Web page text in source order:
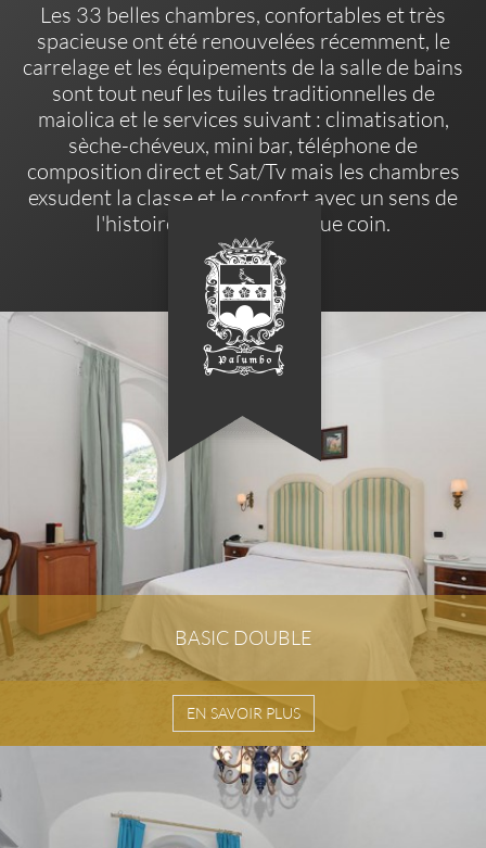
Les 33 belles chambres, confortables et très
spacieuse ont été renouvelées récemment, le
carrelage et les équipements de la salle de bains
sont tout neuf les tuiles traditionnelles de
maiolica et le services suivant : climatisation,
sèche-chéveux, mini bar, téléphone de
composition direct et Sat/Tv mais les chambres
exsudent la classe et le confort avec un sens de
l'histoire autour de chaque coin.
BASIC DOUBLE
EN SAVOIR PLUS